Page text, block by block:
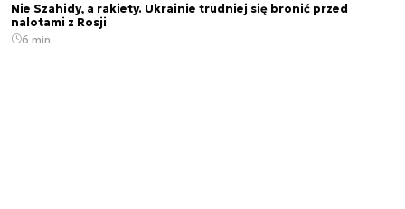
Nie Szahidy, a rakiety. Ukrainie trudniej się bronić przed
nalotami z Rosji
6 min.